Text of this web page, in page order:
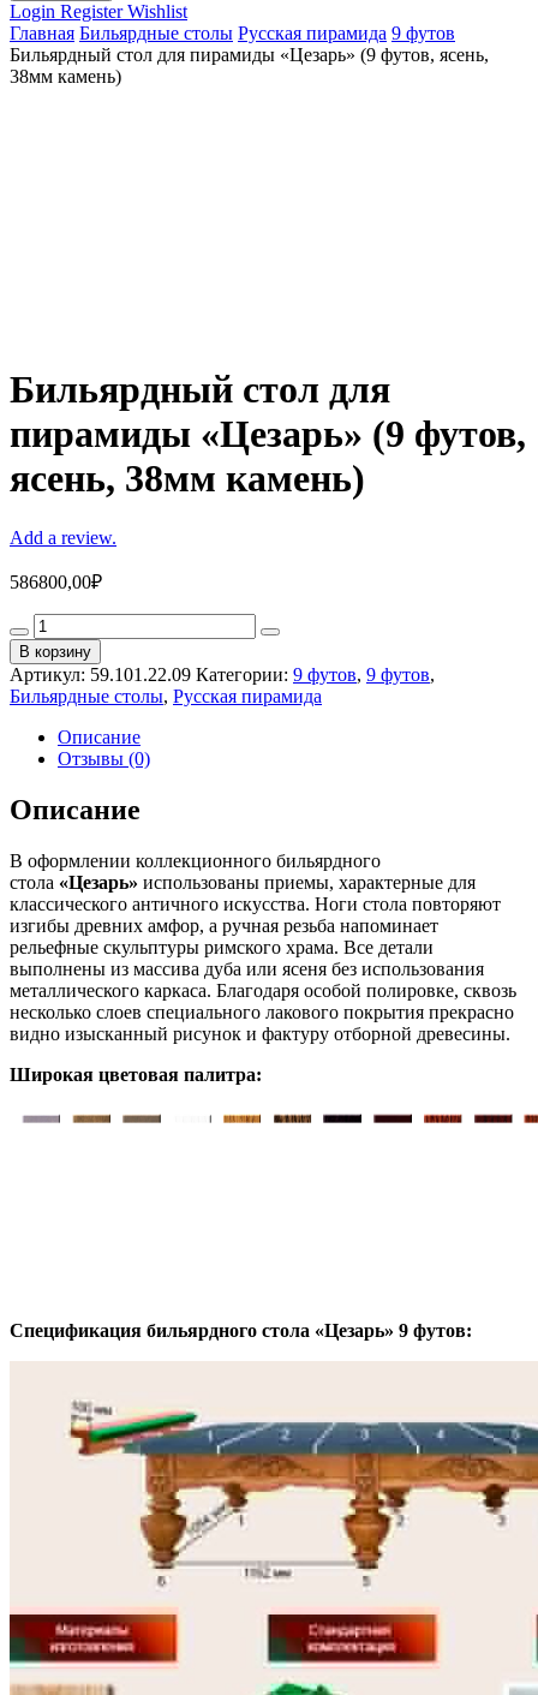
Login RegisterWishlist
Главная Бильярдные столы Русская пирамида 9 футов
Бильярдный стол для пирамиды «Цезарь» (9 футов, ясень,
38мм камень)
Бильярдный стол для
пирамиды «Цезарь» (9 футов,
ясень, 38мм камень)
Add a review.
586800,00₽
Бильярдный
стол
для
пирамиды
"Цезарь"
(9
футов,
ясень,
камень)
В корзину
Артикул: 59.101.22.09 Категории: 9 футов, 9 футов,
Бильярдные столы, Русская пирамида
Описание
Отзывы (0)
Описание
В оформлении коллекционного бильярдного
стола «Цезарь» использованы приемы, характерные для
классического античного искусства. Ноги стола повторяют
изгибы древних амфор, а ручная резьба напоминает
рельефные скульптуры римского храма. Все детали
выполнены из массива дуба или ясеня без использования
металлического каркаса. Благодаря особой полировке, сквозь
несколько слоев специального лакового покрытия прекрасно
видно изысканный рисунок и фактуру отборной древесины.
Широкая цветовая палитра:
Спецификация бильярдного стола «Цезарь» 9 футов: